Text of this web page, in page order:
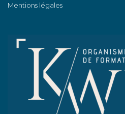
Mentions légales